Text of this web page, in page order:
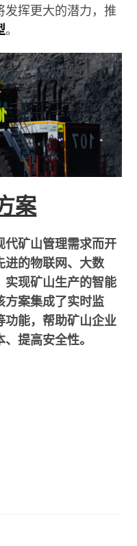
发挥更大的潜力，推
。
案
代矿山管理需求而开
进的物联网、大数
实现矿山生产的智能
方案集成了实时监
功能，帮助矿山企业
提高安全性。